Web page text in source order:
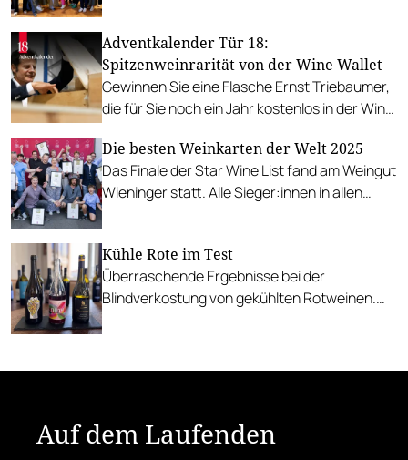
Adventkalender Tür 18:
Spitzenweinrarität von der Wine Wallet
Gewinnen Sie eine Flasche Ernst Triebaumer,
die für Sie noch ein Jahr kostenlos in der Wine
Die besten Weinkarten der Welt 2025
Das Finale der Star Wine List fand am Weingut
Wieninger statt. Alle Sieger:innen in allen
Kühle Rote im Test
Überraschende Ergebnisse bei der
Blindverkostung von gekühlten Rotweinen.
Auf dem Laufenden